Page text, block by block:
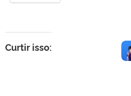
Curtir isso: